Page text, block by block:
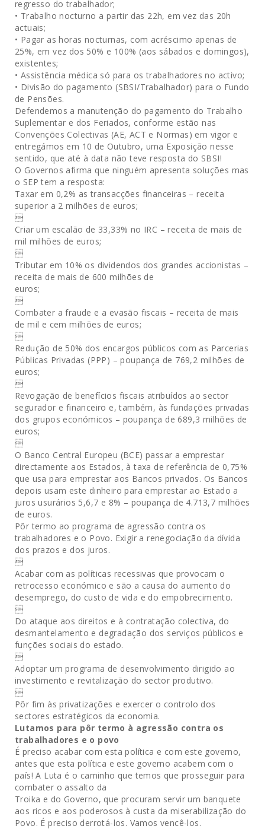
regresso do trabalhador;
• Trabalho nocturno a partir das 22h, em vez das 20h
actuais;
• Pagar as horas nocturnas, com acréscimo apenas de
25%, em vez dos 50% e 100% (aos sábados e domingos),
existentes;
• Assistência médica só para os trabalhadores no activo;
• Divisão do pagamento (SBSI/Trabalhador) para o Fundo
de Pensões.
Defendemos a manutenção do pagamento do Trabalho
Suplementar e dos Feriados, conforme estão nas
Convenções Colectivas (AE, ACT e Normas) em vigor e
entregámos em 10 de Outubro, uma Exposição nesse
sentido, que até à data não teve resposta do SBSI!
O Governos afirma que ninguém apresenta soluções mas
o SEP tem a resposta:
Taxar em 0,2% as transacções financeiras – receita
superior a 2 milhões de euros;

Criar um escalão de 33,33% no IRC – receita de mais de
mil milhões de euros;

Tributar em 10% os dividendos dos grandes accionistas –
receita de mais de 600 milhões de
euros;

Combater a fraude e a evasão fiscais – receita de mais
de mil e cem milhões de euros;

Redução de 50% dos encargos públicos com as Parcerias
Públicas Privadas (PPP) – poupança de 769,2 milhões de
euros;

Revogação de benefícios fiscais atribuídos ao sector
segurador e financeiro e, também, às fundações privadas
dos grupos económicos – poupança de 689,3 milhões de
euros;

O Banco Central Europeu (BCE) passar a emprestar
directamente aos Estados, à taxa de referência de 0,75%
que usa para emprestar aos Bancos privados. Os Bancos
depois usam este dinheiro para emprestar ao Estado a
juros usurários 5,6,7 e 8% – poupança de 4.713,7 milhões
de euros.
Pôr termo ao programa de agressão contra os
trabalhadores e o Povo. Exigir a renegociação da dívida
dos prazos e dos juros.

Acabar com as políticas recessivas que provocam o
retrocesso económico e são a causa do aumento do
desemprego, do custo de vida e do empobrecimento.

Do ataque aos direitos e à contratação colectiva, do
desmantelamento e degradação dos serviços públicos e
funções sociais do estado.

Adoptar um programa de desenvolvimento dirigido ao
investimento e revitalização do sector produtivo.

Pôr fim às privatizações e exercer o controlo dos
sectores estratégicos da economia.
Lutamos para pôr termo à agressão contra os
trabalhadores e o povo
É preciso acabar com esta política e com este governo,
antes que esta política e este governo acabem com o
país! A Luta é o caminho que temos que prosseguir para
combater o assalto da
Troika e do Governo, que procuram servir um banquete
aos ricos e aos poderosos à custa da miserabilização do
Povo. É preciso derrotá-los. Vamos vencê-los.